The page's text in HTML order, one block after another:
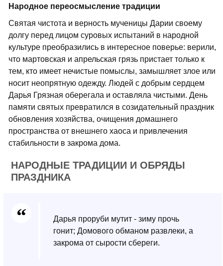
Народное переосмысление традиции
Святая чистота и верность мученицы Дарии своему
долгу перед лицом суровых испытаний в народной
культуре преобразились в интересное поверье: верили,
что мартовская и апрельская грязь пристает только к
тем, кто имеет нечистые помыслы, замышляет злое или
носит неопрятную одежду. Людей с добрым сердцем
Дарья Грязная оберегала и оставляла чистыми. День
памяти святых превратился в созидательный праздник
обновления хозяйства, очищения домашнего
пространства от внешнего хаоса и привлечения
стабильности в закрома дома.
НАРОДНЫЕ ТРАДИЦИИ И ОБРЯДЫ
ПРАЗДНИКА
Дарья проруби мутит - зиму прочь
гонит; Домового обманом развлеки, а
закрома от сырости сбереги.